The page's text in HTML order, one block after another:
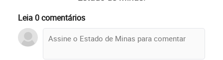
Leia 0 comentários